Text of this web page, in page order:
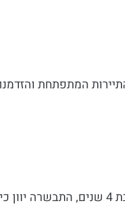
המתפתחת
לאחר הבחירות האחרונות ביוון, בהן ראש הממשלה מיצוטאקיס